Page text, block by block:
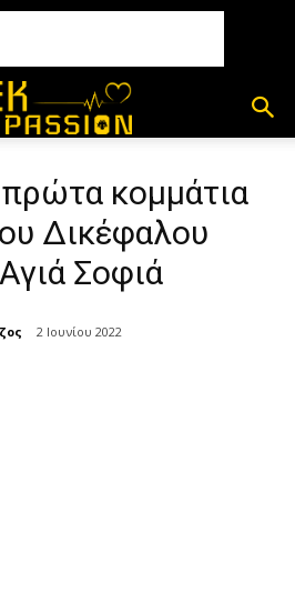
κομμάτια
Δικέφαλου
Σοφιά
2 Ιουνίου 2022